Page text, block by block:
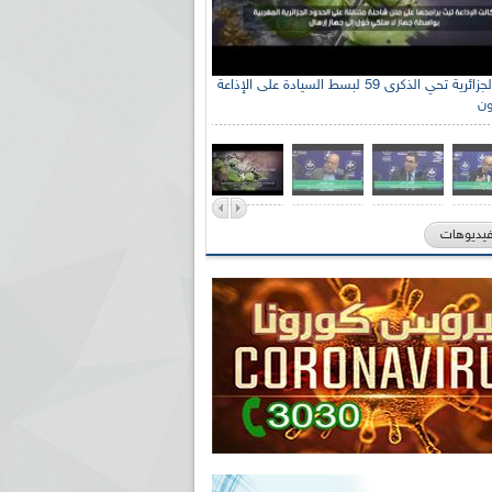
الإذاعة الجزائرية تحي الذكرى 59 لبسط السيادة على الإذاعة